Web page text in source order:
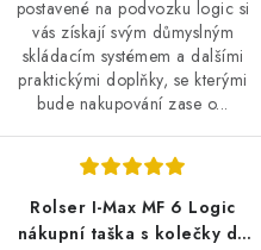
postavené na podvozku logic si
vás získají svým důmyslným
skládacím systémem a dalšími
praktickými doplňky, se kterými
bude nakupování zase o...
Rolser I-Max MF 6 Logic
nákupní taška s kolečky do